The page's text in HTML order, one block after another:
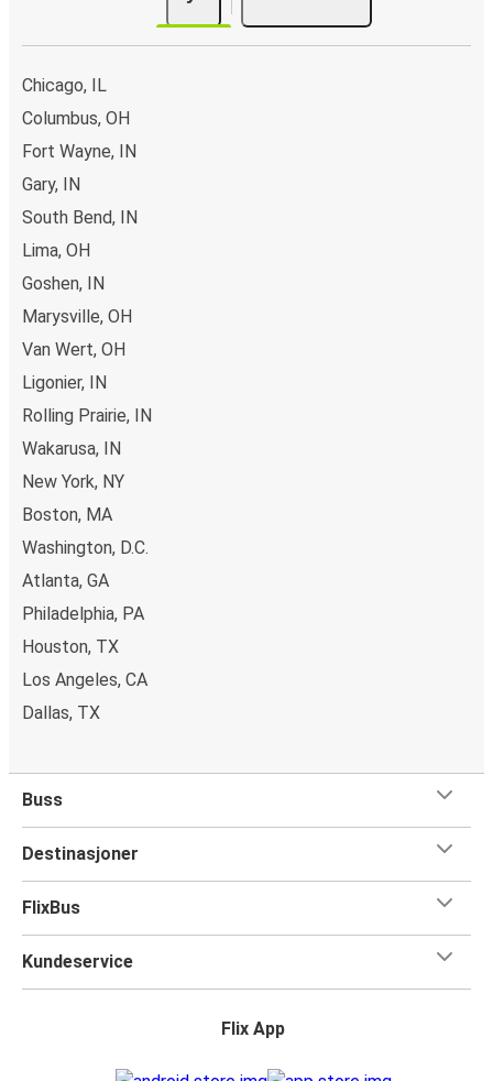
Det er lekende lett å reservere en billett med FlixBus: på
denne nettsiden eller på den kostnadsfrie appen FlixBus
du kjøper billetten din til eller fra Delphos på nett, kan du
velge mellom ulike sikre betalingsmetoder, som
debetkort, kredittkort
(Visa/Mastercard/Maestro/Amex/Diners
Chicago, IL
Columbus, OH
Fort Wayne, IN
Gary, IN
South Bend, IN
Lima, OH
Goshen, IN
Marysville, OH
Van Wert, OH
Ligonier, IN
Rolling Prairie, IN
Wakarusa, IN
New York, NY
Boston, MA
Washington, D.C.
Atlanta, GA
Philadelphia, PA
Houston, TX
Los Angeles, CA
Dallas, TX
Buss
Destinasjoner
FlixBus
Kundeservice
Flix App